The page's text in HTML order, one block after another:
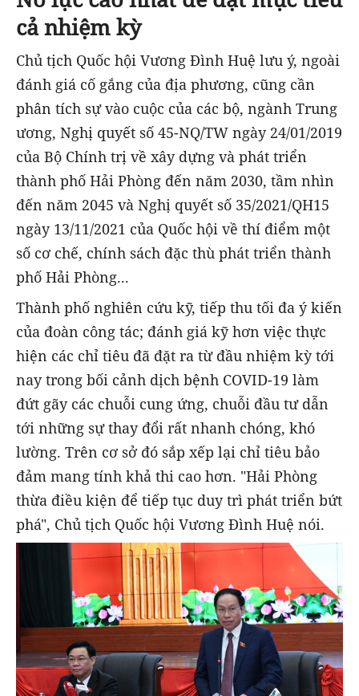
cả nhiệm kỳ
Chủ tịch Quốc hội Vương Đình Huệ lưu ý, ngoài
đánh giá cố gắng của địa phương, cũng cần
phân tích sự vào cuộc của các bộ, ngành Trung
ương, Nghị quyết số 45-NQ/TW ngày 24/01/2019
của Bộ Chính trị về xây dựng và phát triển
thành phố Hải Phòng đến năm 2030, tầm nhìn
đến năm 2045 và Nghị quyết số 35/2021/QH15
ngày 13/11/2021 của Quốc hội về thí điểm một
số cơ chế, chính sách đặc thù phát triển thành
phố Hải Phòng...
Thành phố nghiên cứu kỹ, tiếp thu tối đa ý kiến
của đoàn công tác; đánh giá kỹ hơn việc thực
hiện các chỉ tiêu đã đặt ra từ đầu nhiệm kỳ tới
nay trong bối cảnh dịch bệnh COVID-19 làm
đứt gãy các chuỗi cung ứng, chuỗi đầu tư dẫn
tới những sự thay đổi rất nhanh chóng, khó
lường. Trên cơ sở đó sắp xếp lại chỉ tiêu bảo
đảm mang tính khả thi cao hơn. "Hải Phòng
thừa điều kiện để tiếp tục duy trì phát triển bứt
phá", Chủ tịch Quốc hội Vương Đình Huệ nói.